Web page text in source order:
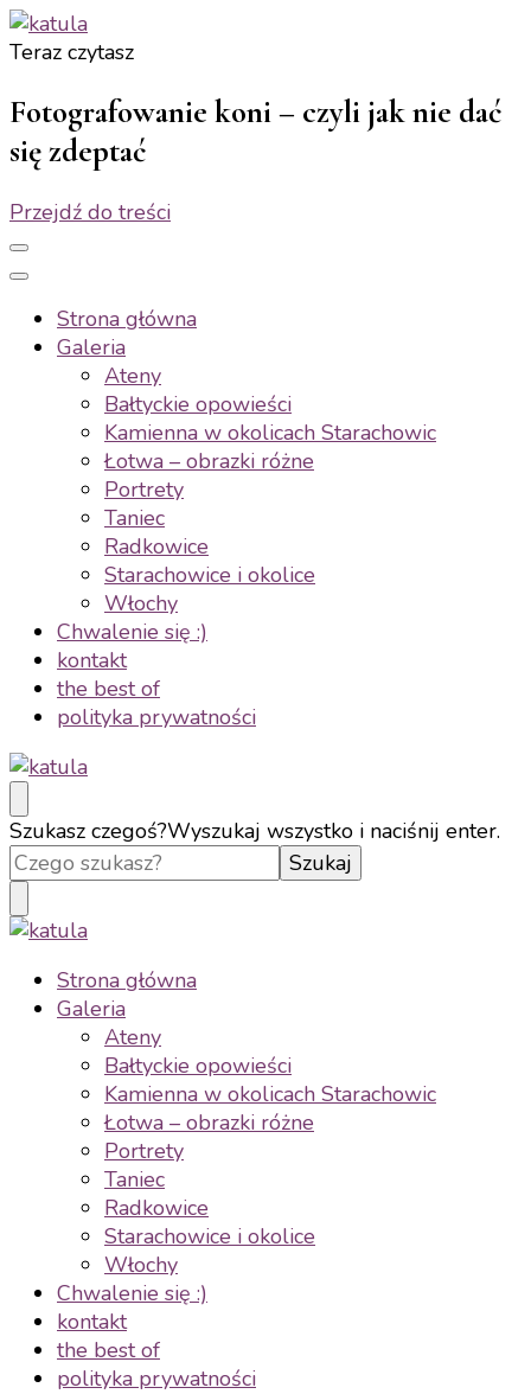
Teraz czytasz
Fotografowanie koni – czyli jak nie dać
się zdeptać
Przejdź do treści
Strona główna
Galeria
Ateny
Bałtyckie opowieści
Kamienna w okolicach Starachowic
Łotwa – obrazki różne
Portrety
Taniec
Radkowice
Starachowice i okolice
Włochy
Chwalenie się :)
kontakt
the best of
polityka prywatności
katula
twórz wspomnienia, nie zdjęcia
Szukasz czegoś?Wyszukaj wszystko i naciśnij enter.
katula
twórz wspomnienia, nie zdjęcia
Strona główna
Galeria
Ateny
Bałtyckie opowieści
Kamienna w okolicach Starachowic
Łotwa – obrazki różne
Portrety
Taniec
Radkowice
Starachowice i okolice
Włochy
Chwalenie się :)
kontakt
the best of
polityka prywatności